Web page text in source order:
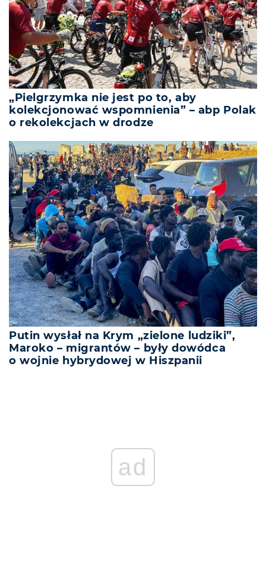
„Pielgrzymka nie jest po to, aby
kolekcjonować wspomnienia” – abp Polak
o rekolekcjach w drodze
Putin wysłał na Krym „zielone ludziki”,
Maroko – migrantów – były dowódca
o wojnie hybrydowej w Hiszpanii
ad